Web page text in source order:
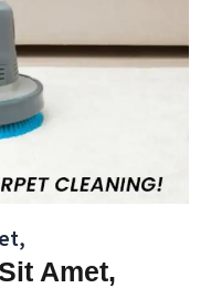
Amet,